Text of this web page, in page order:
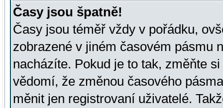
Časy jsou špatně!
Časy jsou téměř vždy v pořádku,
zobrazené v jiném časovém pásmu
nacházíte. Pokud je to tak, změňte
vědomí, že změnou časového
měnit jen registrovaní uživatelé.